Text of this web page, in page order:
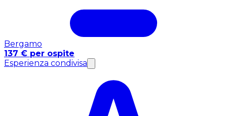
Bergamo
137 € per ospite
Esperienza condivisa